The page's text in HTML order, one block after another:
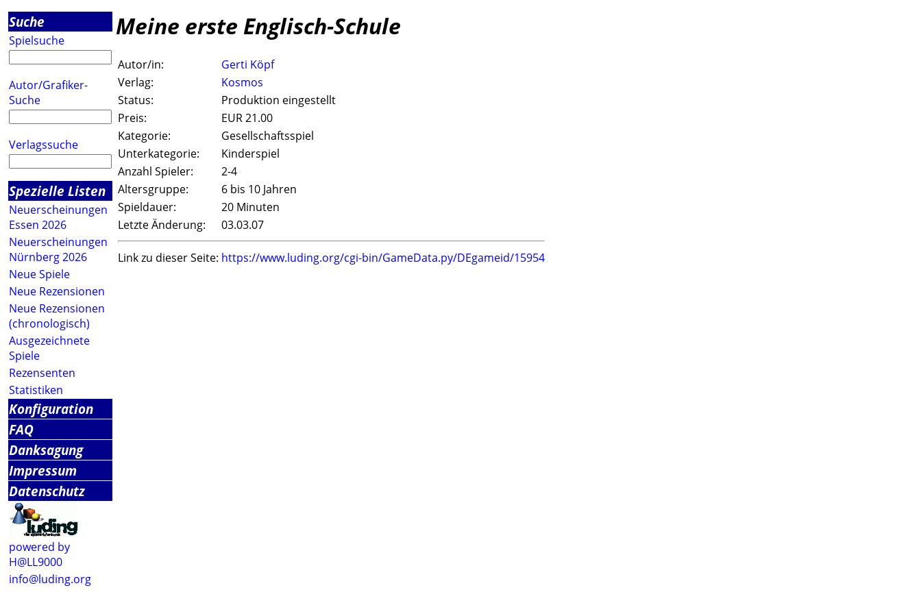
Suche
Spielsuche
Autor/Grafiker-
Suche
Verlagssuche
Spezielle Listen
Neuerscheinungen
Essen 2026
Neuerscheinungen
Nürnberg 2026
Neue Spiele
Neue Rezensionen
Neue Rezensionen
(chronologisch)
Ausgezeichnete
Spiele
Rezensenten
Statistiken
Konfiguration
FAQ
Danksagung
Impressum
Datenschutz
powered by
H@LL9000
info@luding.org
Meine erste Englisch-Schule
Autor/in:
Gerti Köpf
Verlag:
Kosmos
Status:
Produktion eingestellt
Preis:
EUR 21.00
Kategorie:
Gesellschaftsspiel
Unterkategorie:
Kinderspiel
Anzahl Spieler:
2-4
Altersgruppe:
6 bis 10 Jahren
Spieldauer:
20 Minuten
Letzte Änderung:
03.03.07
Link zu dieser Seite: https://www.luding.org/cgi-bin/GameData.py/DEgameid/15954